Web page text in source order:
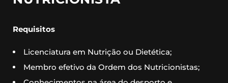
Requisitos
Licenciatura em Nutrição ou Dietética;
Membro efetivo da Ordem dos Nutricionistas;